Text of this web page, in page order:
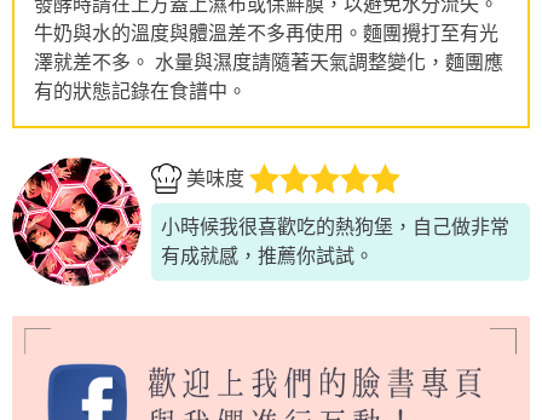
發酵時請在上方蓋上濕布或保鮮膜，以避免水分流失。
牛奶與水的溫度與體溫差不多再使用。麵團攪打至有光
澤就差不多。 水量與濕度請隨著天氣調整變化，麵團應
有的狀態記錄在食譜中。
美味度
小時候我很喜歡吃的熱狗堡，自己做非常
有成就感，推薦你試試。